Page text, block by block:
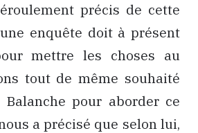
précis de cette
enquête doit à présent
mettre les choses au
tout de même souhaité
Balanche pour aborder ce
a précisé que selon lui,